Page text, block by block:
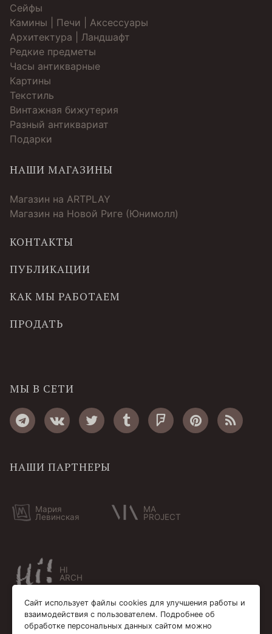
Cейфы
Камины | Печи | Аксессуары
Архитектура | Ландшафт
Редкие предметы
Часы антикварные
Картины
Текстиль
Винтажная бижутерия
Разный антиквариат
Подарки
НАШИ МАГАЗИНЫ
Магазин на ARTPLAY
Магазин на Новой Риге (Юнимолл)
КОНТАКТЫ
ПУБЛИКАЦИИ
КАК МЫ РАБОТАЕМ
ПРОДАТЬ
МЫ В СЕТИ
НАШИ ПАРТНЕРЫ
Мария
Левинская
MA
PROJECT
HI
ARCH
Сайт использует файлы cookies для улучшения работы и
взаимодействия с пользователем. Подробнее об
обработке персональных данных сайтом можно